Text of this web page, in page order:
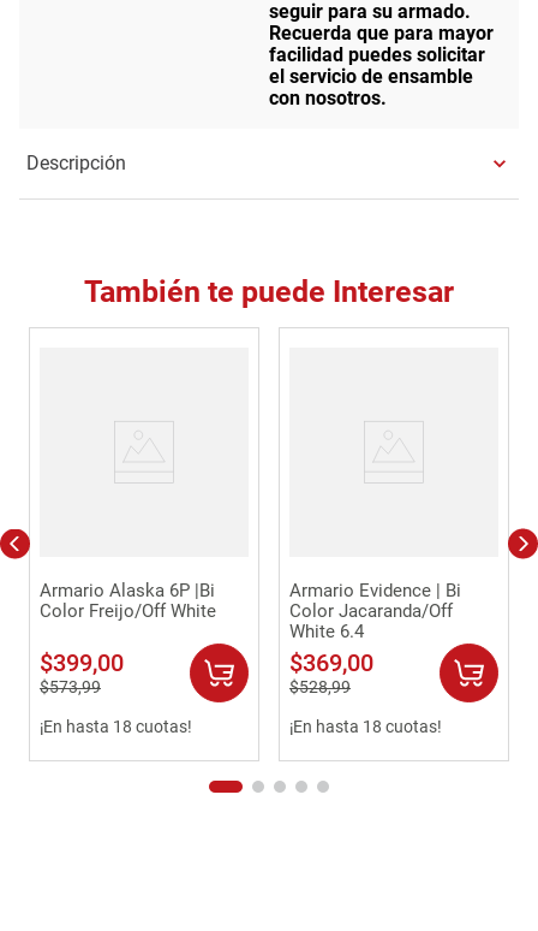
seguir para su armado.
Recuerda que para mayor
facilidad puedes solicitar
el servicio de ensamble
con nosotros.
Descripción
También te puede Interesar
Armario Alaska 6P |Bi
Color Freijo/Off White
$399,00
$573,99
¡En hasta 18 cuotas!
Armario Evidence | Bi
Color Jacaranda/Off
White 6.4
$369,00
$528,99
¡En hasta 18 cuotas!